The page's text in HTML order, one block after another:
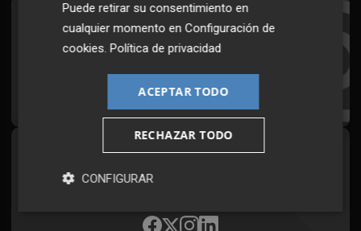
Suscríbete al Boletín
Todos los días a primera hora en tu email
¡Quiero suscribirme!
Síguenos en redes
Plaza Podcast, desde cualquier medio
Puede retirar su consentimiento en
cualquier momento enConfiguración de
cookies.Política de privacidad
ACEPTAR TODO
RECHAZAR TODO
CONFIGURAR